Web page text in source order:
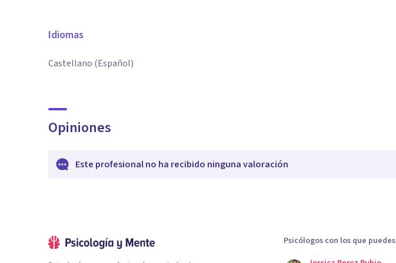
Idiomas
Castellano (Español)
Opiniones
Este profesional no ha recibido ninguna valoración
Psicólogos con los que